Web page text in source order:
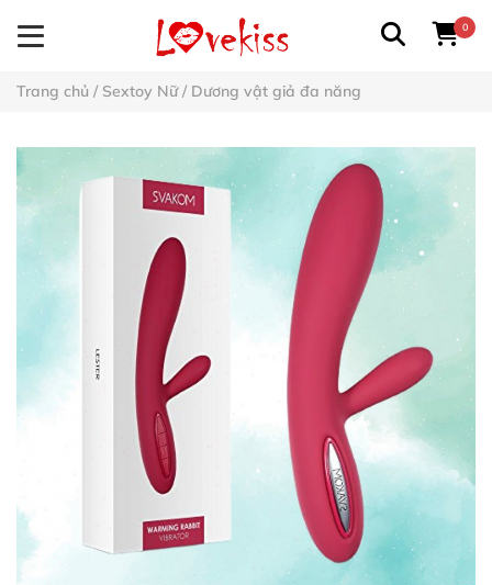
0
Trang chủ / Sextoy Nữ/ Dương vật giả đa năng